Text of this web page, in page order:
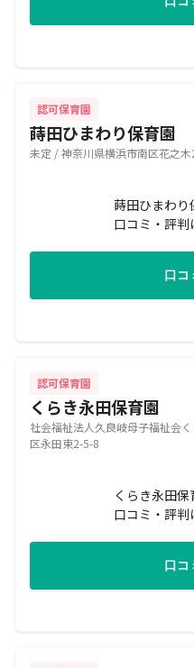
認可保育園
蒔田ひまわり保育園
未定 / 神奈川県横浜市南区花之木
蒔田ひまわり
口コミ・評
口コ
認可保育園
くらき永田保育園
社会福祉法人久良岐母子福祉会
区永田東2-5-8
くらき永田保
口コミ・評
口コ